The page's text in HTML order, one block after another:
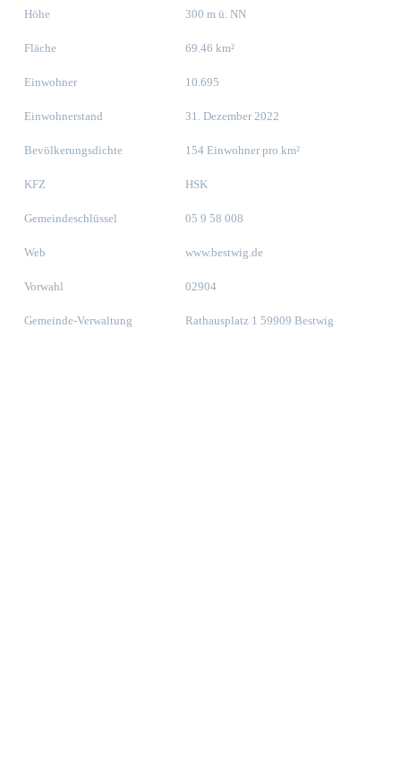
Höhe 300 m ü. NN
Fläche 69.46 km²
Einwohner 10.695
Einwohnerstand 31. Dezember 2022
Bevölkerungsdichte 154 Einwohner pro km²
KFZ HSK
Gemeindeschlüssel 05 9 58 008
Web www.bestwig.de
Vorwahl 02904
Gemeinde-Verwaltung Rathausplatz 1 59909 Bestwig